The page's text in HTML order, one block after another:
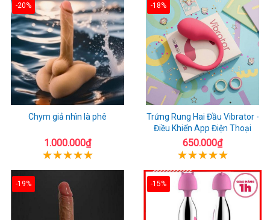
-20%
Chym giả nhìn là phê
1.000.000₫
-18%
Trứng Rung Hai Đầu Vibrator -
Điều Khiển App Điện Thoại
650.000₫
-19% -15%